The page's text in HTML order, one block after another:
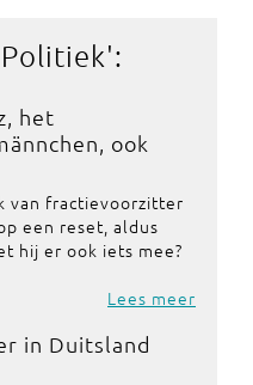
Politiek':
het
ook
van fractievoorzitter
een reset, aldus
hij er ook iets mee?
Lees meer
in Duitsland